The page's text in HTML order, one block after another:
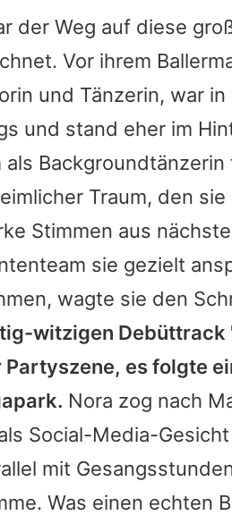
der Weg auf diese
Vor ihrem
und Tänzerin, war
und stand eher im
als
Traum, den
Stimmen aus
sie gezielt
wagte sie den
witzigen
Partyszene, es folgte
Nora zog nach
Social-Media-
mit
Was einen echten